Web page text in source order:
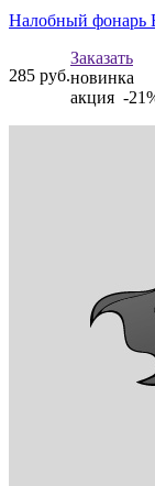
Налобный фонарь
285 руб.
Заказать
новинка
акция -